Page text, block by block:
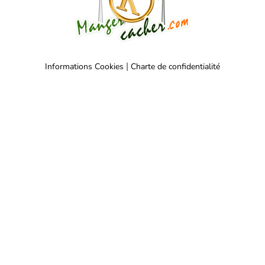
Informations Cookies | Charte de confidentialité